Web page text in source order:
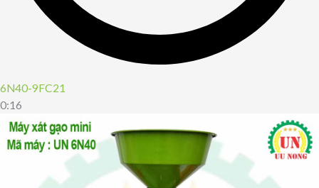
6N40-9FC21
0:16